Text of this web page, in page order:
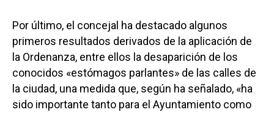
Por último, el concejal ha destacado algunos
primeros resultados derivados de la aplicación de
la Ordenanza, entre ellos la desaparición de los
conocidos «estómagos parlantes» de las calles de
la ciudad, una medida que, según ha señalado, «ha
sido importante tanto para el Ayuntamiento como